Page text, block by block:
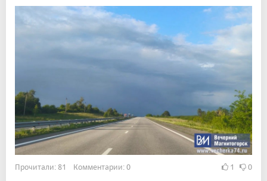
Прочитали: 81 Комментарии: 0 1 0